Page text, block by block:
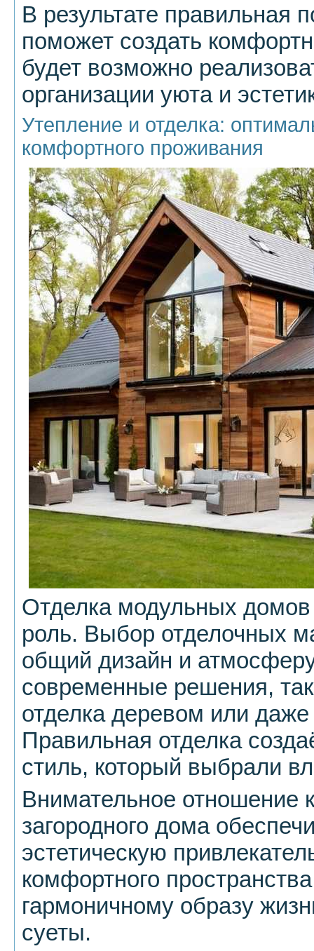
В результате правильная
поможет создать
будет возможно
организации уюта и
Утепление и отделка:
комфортного проживания
Отделка модульных
роль. Выбор отделочных
общий дизайн и
современные решения,
отделка деревом или
Правильная отделка
стиль, который выбрали
Внимательное отношение
загородного дома
эстетическую
комфортного
гармоничному образу
суеты.